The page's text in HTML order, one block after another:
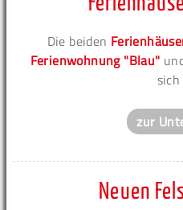
Die beiden
Ferienwohnung "Blau"
sich
zur
Neuen